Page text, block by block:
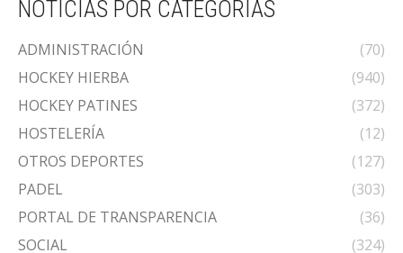
NOTICIAS POR CATEGORÍAS
ADMINISTRACIÓN
(70)
HOCKEY HIERBA
(940)
HOCKEY PATINES
(372)
HOSTELERÍA
(12)
OTROS DEPORTES
(127)
PADEL
(303)
PORTAL DE TRANSPARENCIA
(36)
SOCIAL
(324)